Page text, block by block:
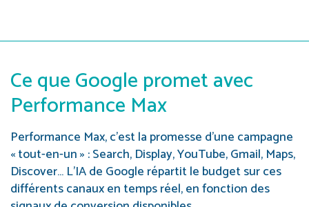
Ce que Google promet avec
Performance Max
Performance Max, c’est la promesse d’une campagne
« tout-en-un » : Search, Display, YouTube, Gmail, Maps,
Discover… L’IA de Google répartit le budget sur ces
différents canaux en temps réel, en fonction des